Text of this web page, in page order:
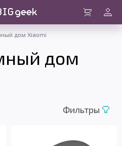
Войти
дом Xiaomi
дом
Фильтры